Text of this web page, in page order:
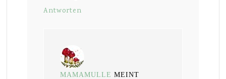
Antworten
MAMAMULLE MEINT